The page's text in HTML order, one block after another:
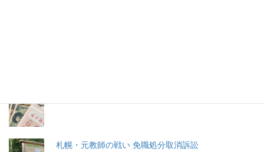
札幌・元教師の戦い 免職処分取消訴訟